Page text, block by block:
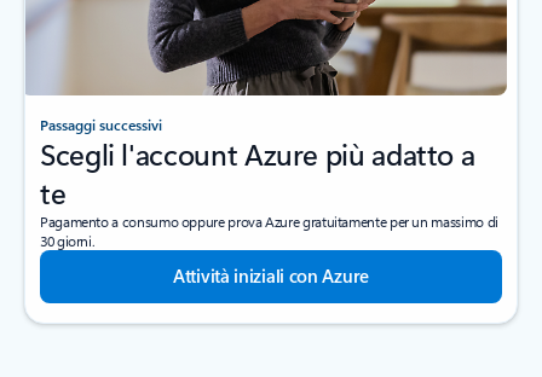
Passaggi successivi
Scegli l'account Azure più adatto a
te
Pagamento a consumo oppure prova Azure gratuitamente per un massimo di
30 giorni.
Attività iniziali con Azure